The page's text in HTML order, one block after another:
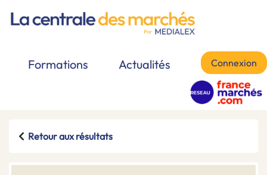
Formations Actualités Connexion
Retour aux résultats